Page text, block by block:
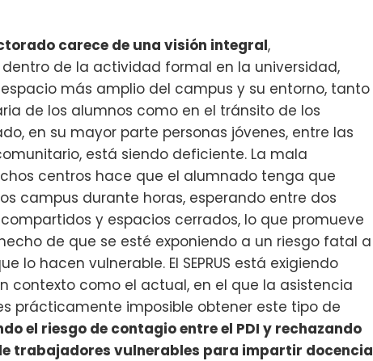
carece de una visión integral,
de la actividad formal en la universidad,
más amplio del campus y su entorno, tanto
de los alumnos como en el tránsito de los
en su mayor parte personas jóvenes, entre las
está siendo deficiente. La mala
centros hace que el alumnado tenga que
campus durante horas, esperando entre dos
y espacios cerrados, lo que promueve
de que se esté exponiendo a un riesgo fatal a
lo hacen vulnerable. El SEPRUS está exigiendo
contexto como el actual, en el que la asistencia
prácticamente imposible obtener este tipo de
el riesgo de contagio entre el PDI y rechazando
trabajadores vulnerables para impartir docencia